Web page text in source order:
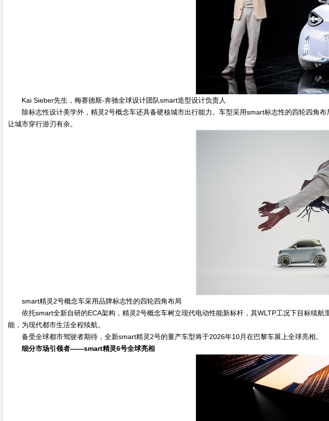
Kai Sieber先生，梅赛德斯-奔驰全球设计团队smart造型设计负责人
除标志性设计美学外，精灵2号概念车还具备硬核城市出行能力。车型采用smart标志性的四轮四角
让城市穿行游刃有余。
smart精灵2号概念车采用品牌标志性的四轮四角布局
依托smart全新自研的ECA架构，精灵2号概念车树立现代电动性能新标杆，其WLTP工况下目标续
能，为现代都市生活全程续航。
备受全球都市驾驶者期待，全新smart精灵2号的量产车型将于2026年10月在巴黎车展上全球亮相。
细分市场引领者——smart精灵6号全球亮相